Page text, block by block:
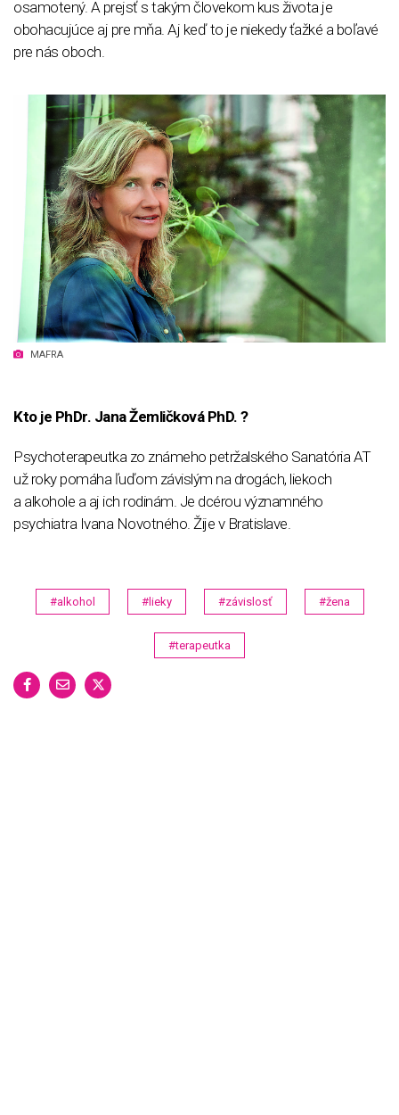
osamotený. A prejsť s takým človekom kus života je
obohacujúce aj pre mňa. Aj keď to je niekedy ťažké a boľavé
pre nás oboch.
MAFRA
Kto je PhDr. Jana Žemličková PhD. ?
Psychoterapeutka zo známeho petržalského Sanatória AT
už roky pomáha ľuďom závislým na drogách, liekoch
a alkohole a aj ich rodinám. Je dcérou významného
psychiatra Ivana Novotného. Žije v Bratislave.
#alkohol #lieky #závislosť #žena
#terapeutka